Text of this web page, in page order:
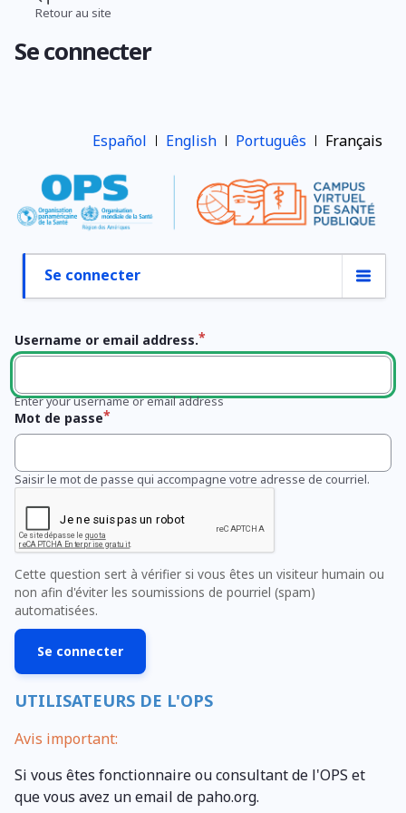
Aller
contenu
d'Ariane
Retour au site
Se connecter
Español English Português Français
Onglets
Se connecter
Username or email address.
Enter your username or email address
Mot de passe
Saisir le mot de passe qui accompagne votre adresse de courriel.
Cette question sert à vérifier si vous êtes un visiteur humain ou
non afin d'éviter les soumissions de pourriel (spam)
automatisées.
UTILISATEURS DE L'OPS
Avis important:
Si vous êtes fonctionnaire ou consultant de l'OPS et
que vous avez un email de paho.org.